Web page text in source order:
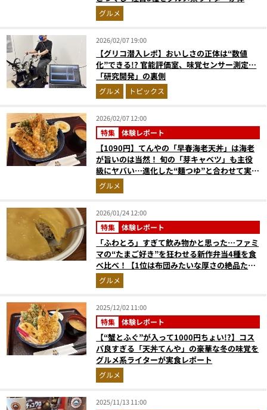
レポ
グルメ
2026/02/07 19:00
【グリコ潜入レポ】おいしさの正体は“数値
化”できる!? 官能評価室、味覚センサー測定…
「研究開発」の裏側
グルメ トピックス
2026/02/07 12:00
特集 体験レポート
【1090円】てんやの「早春海老天丼」は海老
が旨いのは当然！ 旬の「芽キャベツ」も主役
級にヤバい…進化した“麺つゆ”と合わせて実食
レポ
グルメ
2026/01/24 12:00
特集 体験レポート
「ふわとろ」すぎて飲み物かと思った…ファミ
マの“たまご好き”を狂わせる新作弁当4種を食
べ比べ！【1位は布団みたいな厚さの絶品たま
ご中華】
グルメ
2025/12/02 11:00
特集 体験レポート
【“蟹とふぐ”が入って1000円ちょい!?】コス
パ良すぎる「天丼てんや」の豪華な冬の味覚を
グルメ系ライターが実食レポート
グルメ
2025/11/13 11:00